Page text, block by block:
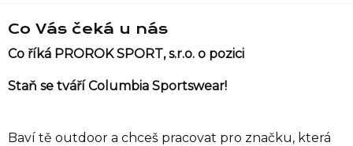
Co Vás čeká u nás
Co říká PROROK SPORT, s.r.o. o pozici
Staň se tváří Columbia Sportswear!
Baví tě outdoor a chceš pracovat pro značku, která